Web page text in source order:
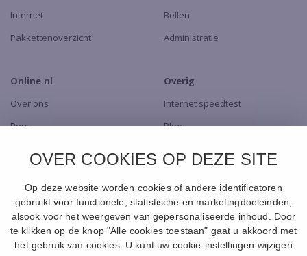
OVER COOKIES OP DEZE SITE
Op deze website worden cookies of andere identificatoren
gebruikt voor functionele, statistische en marketingdoeleinden,
alsook voor het weergeven van gepersonaliseerde inhoud. Door
te klikken op de knop "Alle cookies toestaan" gaat u akkoord met
het gebruik van cookies. U kunt uw cookie-instellingen wijzigen
Internet
Pakkettenoverzicht
Bellen
Administratie
Online.nl
Over ons
Pers
Overig
Internet speedtest
Blog